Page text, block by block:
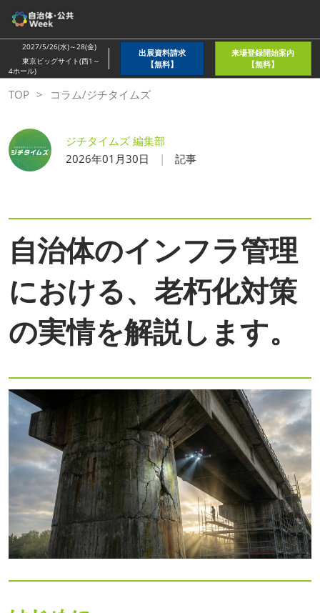
ス
キ
ッ
し
て
む
2027/5/26(水)～28(金)
東京ビッグサイト(西1～
4ホール)
出展資料請求
【無料】
来場登録開始案内
【無料】
TOP コラム/ジチタイムズ
ジチタイムズ 編集部
2026年01月30日
記事
自治体のインフラ管理
における、老朽化対策
の実情を解説します。